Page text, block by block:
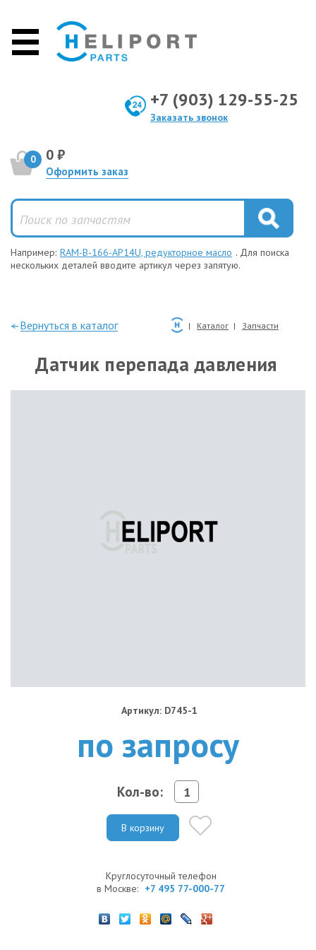
+7 (903) 129-55-25
Заказать звонок
0 0 ₽
Оформить заказ
Например: RAM-B-166-AP14U, редукторное масло . Для поиска
нескольких деталей вводите артикул через запятую.
—Вернуться в каталог Каталог Запчасти
Датчик перепада давления
Артикул: D745-1
по запросу
Кол-во:
В корзину
Круглосуточный телефон
в Москве: +7 495 77-000-77